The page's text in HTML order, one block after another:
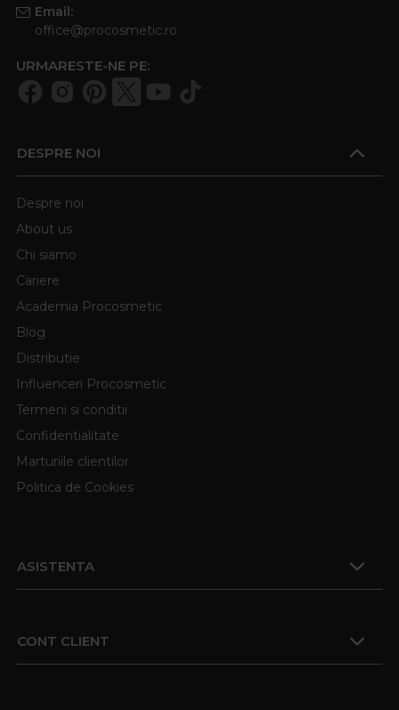
Email:
office@procosmetic.ro
URMARESTE-NE PE:
DESPRE NOI
Despre noi
About us
Chi siamo
Cariere
Academia Procosmetic
Blog
Distributie
Influenceri Procosmetic
Termeni si conditii
Confidentialitate
Marturiile clientilor
Politica de Cookies
ASISTENTA
CONT CLIENT